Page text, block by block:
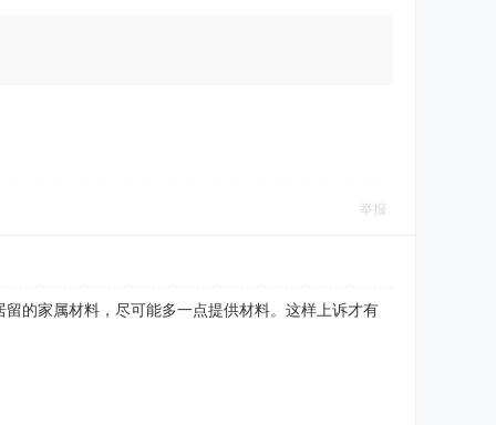
举报
的家属材料，尽可能多一点提供材料。这样上诉才有